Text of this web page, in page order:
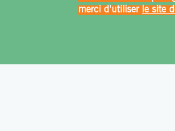
merci d'utiliser le site